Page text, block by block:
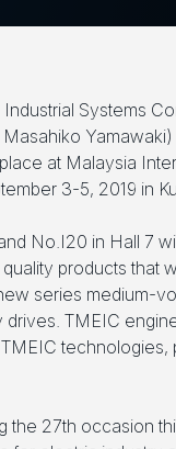
Systems
Masahiko
at Malaysia
3-5, 2019 in
No.I20 in Hall 7
products that
series medium-
TMEIC
technologies,
the 27th occasion